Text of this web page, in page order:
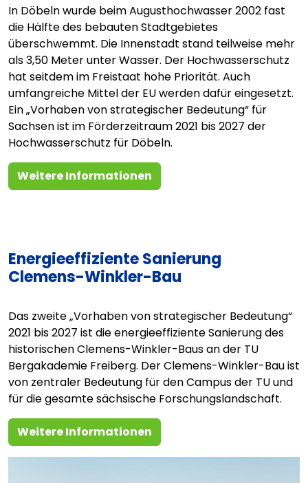
In Döbeln wurde beim Augusthochwasser 2002 fast
die Hälfte des bebauten Stadtgebietes
überschwemmt. Die Innenstadt stand teilweise mehr
als 3,50 Meter unter Wasser. Der Hochwasserschutz
hat seitdem im Freistaat hohe Priorität. Auch
umfangreiche Mittel der EU werden dafür eingesetzt.
Ein „Vorhaben von strategischer Bedeutung“ für
Sachsen ist im Förderzeitraum 2021 bis 2027 der
Hochwasserschutz für Döbeln.
Weitere Informationen
Energieeffiziente Sanierung
Clemens-Winkler-Bau
Das zweite „Vorhaben von strategischer Bedeutung“
2021 bis 2027 ist die energieeffiziente Sanierung des
historischen Clemens-Winkler-Baus an der TU
Bergakademie Freiberg. Der Clemens-Winkler-Bau ist
von zentraler Bedeutung für den Campus der TU und
für die gesamte sächsische Forschungslandschaft.
Weitere Informationen